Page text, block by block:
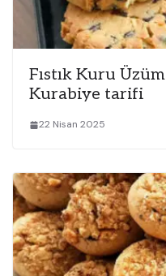
Fıstık Kuru
Kurabiye tarifi
22 Nisan 2025